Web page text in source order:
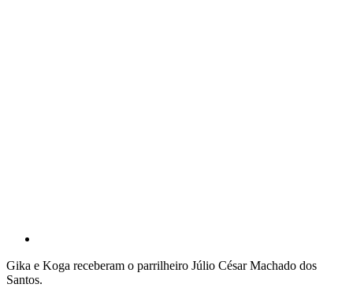
Gika e Koga receberam o parrilheiro Júlio César Machado dos
Santos.